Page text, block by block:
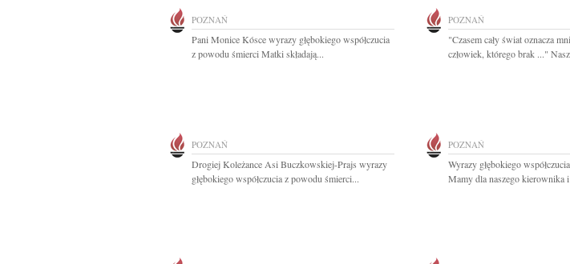
POZNAŃ
Pani Monice Kósce wyrazy głębokiego współczucia
z powodu śmierci Matki składają...
POZNAŃ
"Czasem cały świat oznacza
człowiek, którego brak ..."
POZNAŃ
Drogiej Koleżance Asi Buczkowskiej-Prajs wyrazy
głębokiego współczucia z powodu śmierci...
POZNAŃ
Wyrazy głębokiego
Mamy dla naszego kierownika